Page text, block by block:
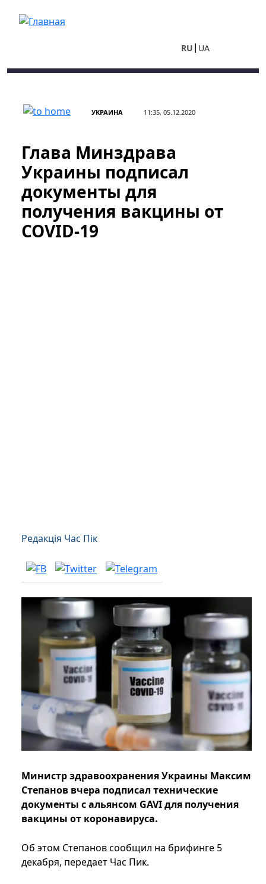
RU UA
УКРАИНА 11:35, 05.12.2020
Глава Минздрава
Украины подписал
документы для
получения вакцины от
COVID-19
Редакція Час Пік
Министр здравоохранения Украины Максим
Степанов вчера подписал технические
документы с альянсом GAVI для получения
вакцины от коронавируса.
Об этом Степанов сообщил на брифинге 5
декабря, передает Час Пик.